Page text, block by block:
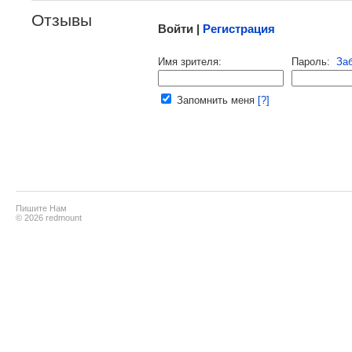
Отзывы Войти | Регистрация
Имя зрителя: Пароль:
Запомнить меня [?]
Пишите Нам
© 2026 redmount